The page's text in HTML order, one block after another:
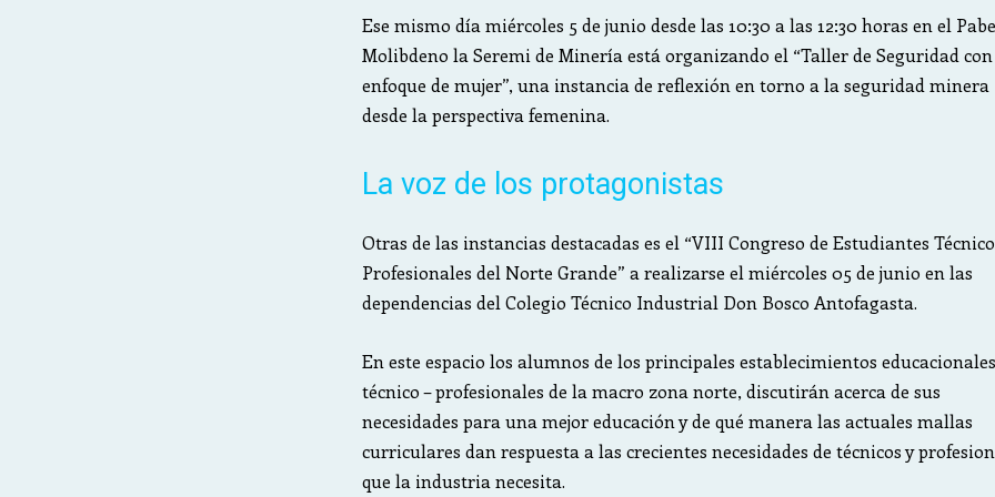
Ese mismo día miércoles 5 de junio desde las 10:30 a las 12:30 horas en el
Molibdeno la Seremi de Minería está organizando el “Taller de Seguridad con
enfoque de mujer”, una instancia de reflexión en torno a la seguridad minera
desde la perspectiva femenina.
La voz de los protagonistas
Otras de las instancias destacadas es el “VIII Congreso de Estudiantes
Profesionales del Norte Grande” a realizarse el miércoles 05 de junio en las
dependencias del Colegio Técnico Industrial Don Bosco Antofagasta.
En este espacio los alumnos de los principales establecimientos educacionales
técnico – profesionales de la macro zona norte, discutirán acerca de sus
necesidades para una mejor educación y de qué manera las actuales mallas
curriculares dan respuesta a las crecientes necesidades de técnicos y
que la industria necesita.